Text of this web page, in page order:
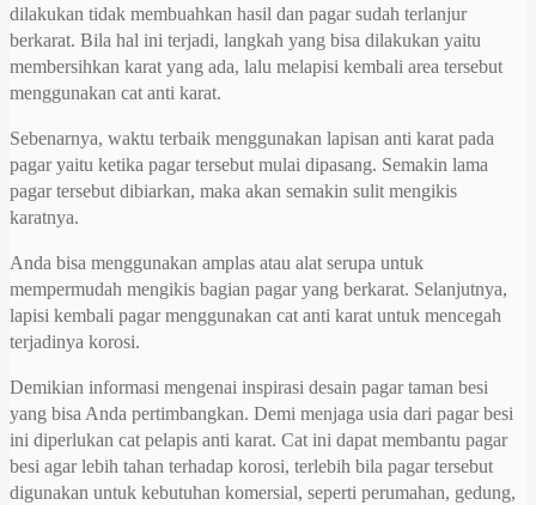
dilakukan tidak membuahkan hasil dan pagar sudah terlanjur
berkarat. Bila hal ini terjadi, langkah yang bisa dilakukan yaitu
membersihkan karat yang ada, lalu melapisi kembali area tersebut
menggunakan cat anti karat.
Sebenarnya, waktu terbaik menggunakan lapisan anti karat pada
pagar yaitu ketika pagar tersebut mulai dipasang. Semakin lama
pagar tersebut dibiarkan, maka akan semakin sulit mengikis
karatnya.
Anda bisa menggunakan amplas atau alat serupa untuk
mempermudah mengikis bagian pagar yang berkarat. Selanjutnya,
lapisi kembali pagar menggunakan cat anti karat untuk mencegah
terjadinya korosi.
Demikian informasi mengenai inspirasi desain pagar taman besi
yang bisa Anda pertimbangkan. Demi menjaga usia dari pagar besi
ini diperlukan cat pelapis anti karat. Cat ini dapat membantu pagar
besi agar lebih tahan terhadap korosi, terlebih bila pagar tersebut
digunakan untuk kebutuhan komersial, seperti perumahan, gedung,